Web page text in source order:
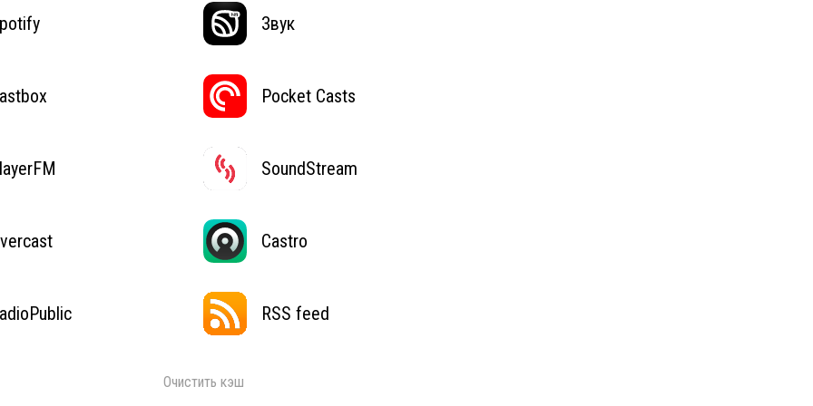
Звук
Pocket Casts
SoundStream
Castro
RSS feed
Очистить кэш